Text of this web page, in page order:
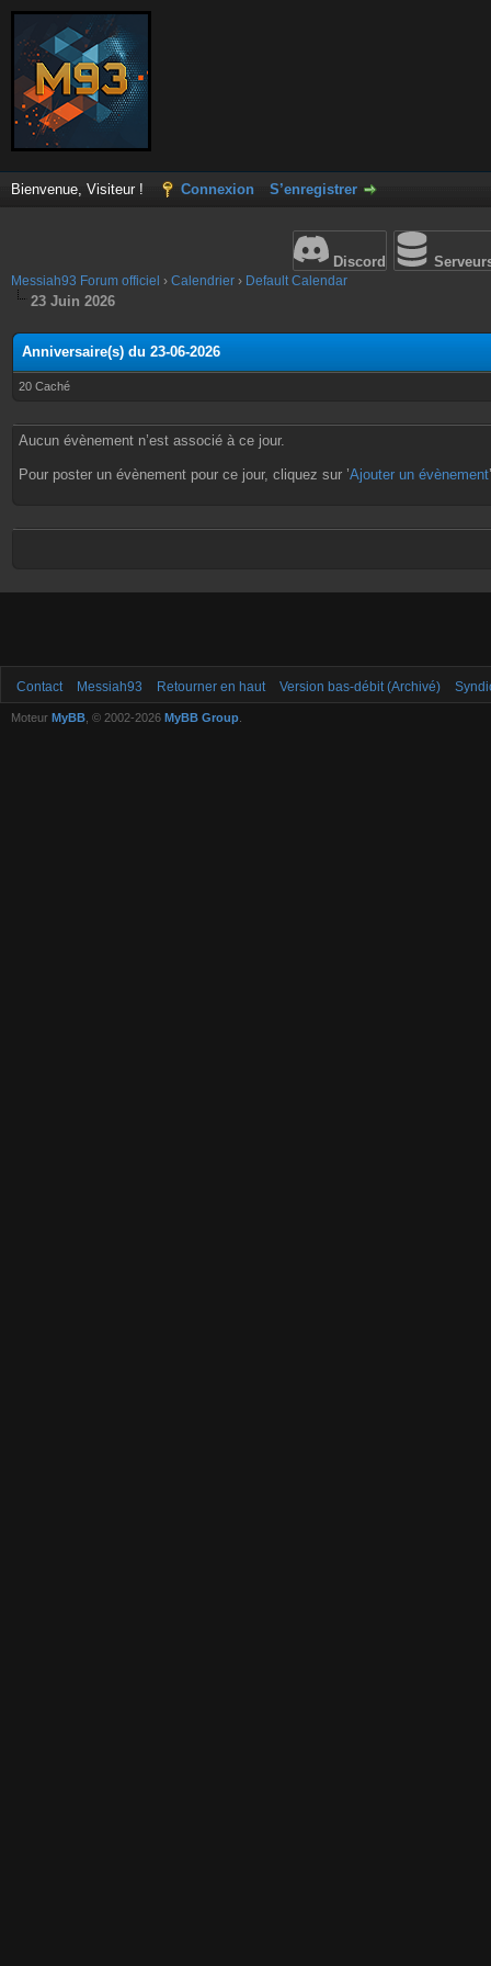
Bienvenue, Visiteur ! Connexion S’enregistrer
Discord
Messiah93 Forum officiel › Calendrier › Default Calendar
23 Juin 2026
Anniversaire(s) du 23-06-2026
20 Caché
Aucun évènement n’est associé à ce jour.
Pour poster un évènement pour ce jour, cliquez sur ’Ajouter un évènement
Contact Messiah93 Retourner en haut Version bas-débit (Archivé)
Moteur MyBB , © 2002-2026 MyBB Group